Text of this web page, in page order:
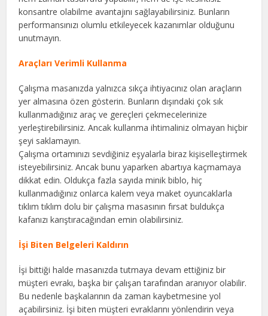
konsantre olabilme avantajını sağlayabilirsiniz. Bunların
performansınızı olumlu etkileyecek kazanımlar olduğunu
unutmayın.
Araçları Verimli Kullanma
Çalışma masanızda yalnızca sıkça ihtiyacınız olan araçların
yer almasına özen gösterin. Bunların dışındaki çok sık
kullanmadığınız araç ve gereçleri çekmecelerinize
yerleştirebilirsiniz. Ancak kullanma ihtimaliniz olmayan hiçbir
şeyi saklamayın.
Çalışma ortamınızı sevdiğiniz eşyalarla biraz kişiselleştirmek
isteyebilirsiniz. Ancak bunu yaparken abartıya kaçmamaya
dikkat edin. Oldukça fazla sayıda minik biblo, hiç
kullanmadığınız onlarca kalem veya maket oyuncaklarla
tıklım tıklım dolu bir çalışma masasının fırsat buldukça
kafanızı karıştıracağından emin olabilirsiniz.
İşi Biten Belgeleri Kaldırın
İşi bittiği halde masanızda tutmaya devam ettiğiniz bir
müşteri evrakı, başka bir çalışan tarafından aranıyor olabilir.
Bu nedenle başkalarının da zaman kaybetmesine yol
açabilirsiniz. İşi biten müşteri evraklarını yönlendirin veya